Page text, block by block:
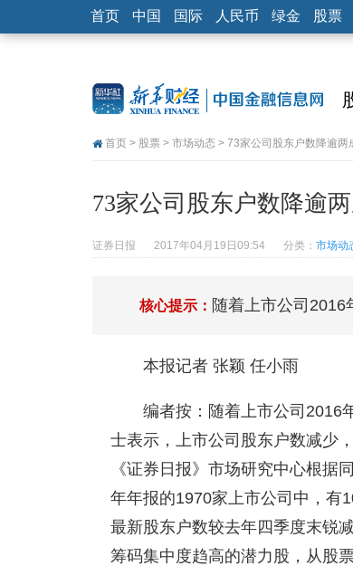
首页 中国 国际 人民币 绿金 股票
首页 > 股票 > 市场动态 > 73家公司股东户数降逾两
73家公司股东户数降逾
证券日报 2017年04月19日09:54 分类： 市场动
核心提示： 随着上市公司2016
本报记者 张颖 任小雨
编者按：随着上市公司2016
士表示，上市公司股东户数减少
《证券日报》市场研究中心根据
年年报的1970家上市公司中，有
最新股东户数较去年四季度末锐
筹码集中度趋高的潜力股，从股